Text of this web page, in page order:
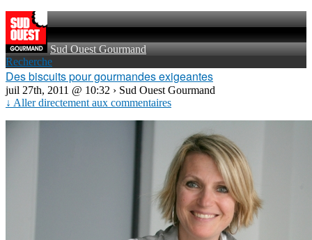
Sud Ouest Gourmand
Recherche
Des biscuits pour gourmandes exigeantes
juil 27th, 2011 @ 10:32 › Sud Ouest Gourmand
↓ Aller directement aux commentaires